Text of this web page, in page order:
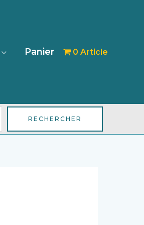
Panier 0 Article
RECHERCHER